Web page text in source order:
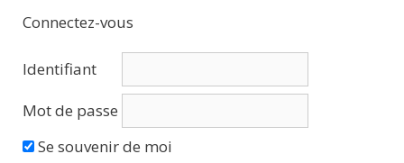
Connectez-vous
Identifiant
Mot de passe
Se souvenir de moi